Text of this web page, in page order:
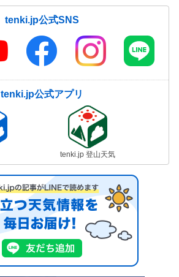
tenki.jp公式SNS
tenki.jp公式アプリ
tenki.jp 登山天気